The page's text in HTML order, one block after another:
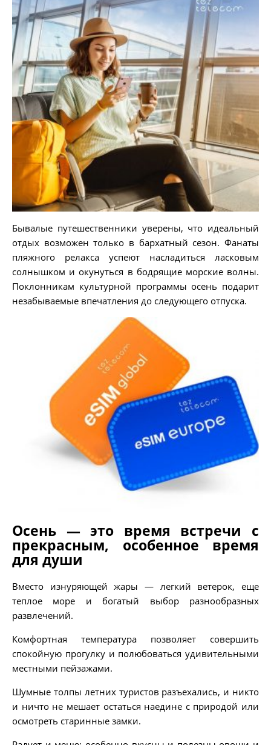
Бывалые путешественники уверены, что идеальный
отдых возможен только в бархатный сезон. Фанаты
пляжного релакса успеют насладиться ласковым
солнышком и окунуться в бодрящие морские волны.
Поклонникам культурной программы осень подарит
незабываемые впечатления до следующего отпуска.
Осень — это время встречи с
прекрасным, особенное время
для души
Вместо изнуряющей жары — легкий ветерок, еще
теплое море и богатый выбор разнообразных
развлечений.
Комфортная температура позволяет совершить
спокойную прогулку и полюбоваться удивительными
местными пейзажами.
Шумные толпы летних туристов разъехались, и никто
и ничто не мешает остаться наедине с природой или
осмотреть старинные замки.